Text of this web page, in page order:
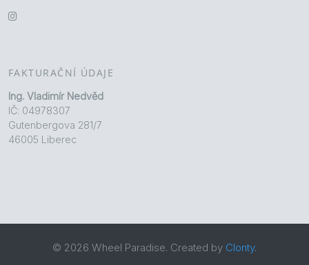
FAKTURAČNÍ ÚDAJE
Ing. Vladimír Nedvěd
IČ: 04978307
Gutenbergova 281/7
46005 Liberec
© 2026 Wheel Paradise. Created by Clonty.